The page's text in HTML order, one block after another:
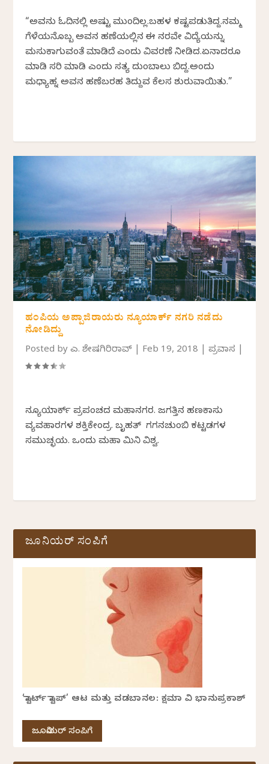
“ಅವನು ಓದಿನಲ್ಲಿ ಅಷ್ಟು ಮುಂದಿಲ್ಲ.ಬಹಳ ಕಷ್ಟಪಡುತಿದ್ದ.ನಮ್ಮ
ಗೆಳೆಯನೊಬ್ಬ ಅವನ ಹಣೆಯಲ್ಲಿನ ಈ ನರವೇ ವಿದ್ಯೆಯನ್ನು
ಮಸುಕಾಗುವಂತೆ ಮಾಡಿದೆ ಎಂದು ವಿವರಣೆ ನೀಡಿದ.ಏನಾದರೂ
ಮಾಡಿ ಸರಿ ಮಾಡಿ ಎಂದು ಸತ್ಯ ದುಂಬಾಲು ಬಿದ್ದ.ಅಂದು
ಮಧ್ಯಾಹ್ನ ಅವನ ಹಣೆಬರಹ ತಿದ್ದುವ ಕೆಲಸ ಶುರುವಾಯಿತು.”
ಹಂಪಿಯ ಅಪ್ಪಾಜಿರಾಯರು ನ್ಯೂಯಾರ್ಕ್ ನಗರಿ ನಡೆದು
ನೋಡಿದ್ದು
Posted byಎಚ್. ಶೇಷಗಿರಿರಾವ್ Feb 19, 2018 |ಪ್ರವಾಸ
ನ್ಯೂಯಾರ್ಕ್ ಪ್ರಪಂಚದ ಮಹಾನಗರ. ಜಗತ್ತಿನ ಹಣಕಾಸು
ವ್ಯವಹಾರಗಳ ಶಕ್ತಿಕೇಂದ್ರ. ಬೃಹತ್ ಗಗನಚುಂಬಿ ಕಟ್ಟಡಗಳ
ಸಮುಚ್ಛಯ. ಒಂದು ಮಹಾ ಮಿನಿ ವಿಶ್ವ.
ಜೂನಿಯರ್ ಸಂಪಿಗೆ
‘ಸ್ಟಾರ್ಟ್ ಸ್ಟಾಪ್’ ಆಟ ಮತ್ತು ವಡಬಾನಲ: ಕ್ಷಮಾ ವಿ ಭಾನುಪ್ರಕಾಶ್
ಜೂನಿಯರ್ ಸಂಪಿಗೆ